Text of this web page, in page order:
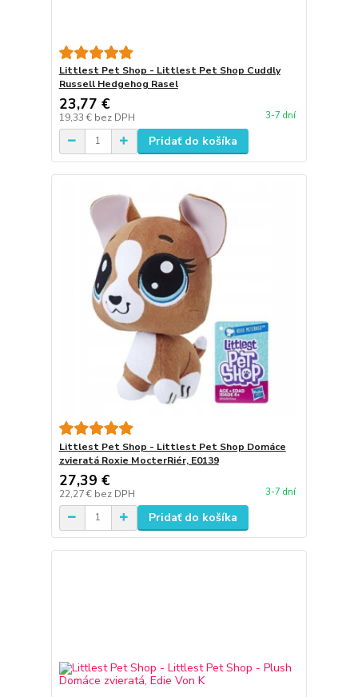
Littlest Pet Shop - Littlest Pet Shop Cuddly
Russell Hedgehog Rasel
23,77 €
19,33 € bez DPH 3-7 dní
Pridať do košíka
Littlest Pet Shop - Littlest Pet Shop Domáce
zvieratá Roxie MocterRiér, E0139
27,39 €
22,27 € bez DPH 3-7 dní
Pridať do košíka